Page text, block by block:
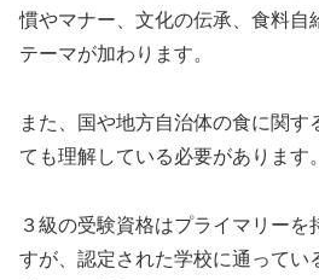
慣やマナー、文化の伝承、食料自
テーマが加わります。
また、国や地方自治体の食に関す
ても理解している必要があります。
３級の受験資格はプライマリー
すが、認定された学校に通ってい